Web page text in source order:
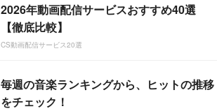
2026年動画配信サービスおすすめ40選
【徹底比較】
CS動画配信サービス20選
毎週の音楽ランキングから、ヒットの推移
をチェック！